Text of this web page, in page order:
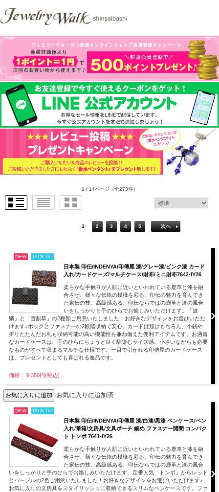
1 / 14ページ （全273件）
1 2 3 4 5 次へ
NEW PICK UP
日本製 印伝/INDENYA/印傳屋 漆/グレー漆/ピンク漆 カード
入れ/カードケーズ/マルチケース/財布/ミニ財布7642-IY26
柔らかな手触りが人肌に近いといわれている鹿革と漆を融
合させ、様々な伝統の模様を彩る、印伝の魅力を育んでき
た家伝の技。高級感ある、印伝ならではの鹿革と漆の風合
いをしっかりと手のひらでお愉しみいただけます。「波
鱗」と「雪割草」の2種類ご用意いたしました！お好きなデザインをお選びいただ
けます♪ホックとファスナーの2段階収納で安心。カードは類はもちろん、小銭や
折りたたんだお札も収納可能の高い機能性を兼ね備えた便利アイテムです。お洒落
なカードケースは、手のひらにちょうど良く馴染むサイズ感。小さいながらも必要
なものがすべて収まるマルチな仕様です。一目で引かれる印傳屋のカードケース
は、プレゼントとしても喜ばれる逸品です。
価格： 9,350円(税込)
お気に入りに追加済
NEW PICK UP
日本製 印伝/INDENYA/印傳屋 漆/白漆/黒漆 ペンケース/ペン
入れ/筆箱/文房具/文具ポーチ 細め ファスナー開閉 コンパク
ト トンボ 7641-IY26
柔らかな手触りが人肌に近いといわれている鹿革と漆を融
合させ、様々な伝統の模様を彩る、印伝の魅力を育んでき
た家伝の技。高級感ある、印伝ならではの鹿革と漆の風合
いをしっかりと手のひらでお愉しみいただけます。定番人気「トンボ」からレッド
とパープルの2色ご用意いたしました！お好きなデザインをお選びいただけます♪
お気に入りの文房具をスタイリッシュに収納できるスリムなペンケースです。ファ